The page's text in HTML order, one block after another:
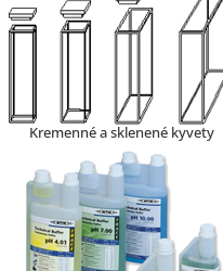
Kremenné a sklenené kyvety